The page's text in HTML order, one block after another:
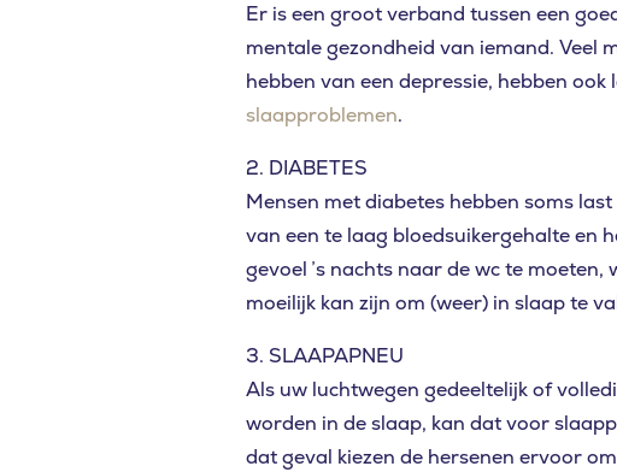
Er is een groot verband tussen een
mentale gezondheid van iemand. Veel
hebben van een depressie, hebben ook
slaapproblemen.
2. DIABETES
Mensen met diabetes hebben soms
van een te laag bloedsuikergehalte en
gevoel ’s nachts naar de wc te
moeilijk kan zijn om (weer) in slaap te
3. SLAAPAPNEU
Als uw luchtwegen gedeeltelijk of
worden in de slaap, kan dat voor
dat geval kiezen de hersenen ervoor